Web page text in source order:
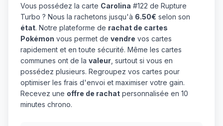
Vous possédez la carte Carolina #122 de Rupture
Turbo ? Nous la rachetons jusqu'à 6.50€ selon son
état. Notre plateforme de rachat de cartes
Pokémon vous permet de vendre vos cartes
rapidement et en toute sécurité. Même les cartes
communes ont de la valeur , surtout si vous en
possédez plusieurs. Regroupez vos cartes pour
optimiser les frais d'envoi et maximiser votre gain.
Recevez une offre de rachat personnalisée en 10
minutes chrono.